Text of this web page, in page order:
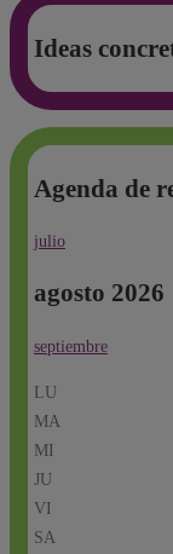
Ideas
Agenda de
julio
agosto 2026
septiembre
LU
MA
MI
JU
VI
SA